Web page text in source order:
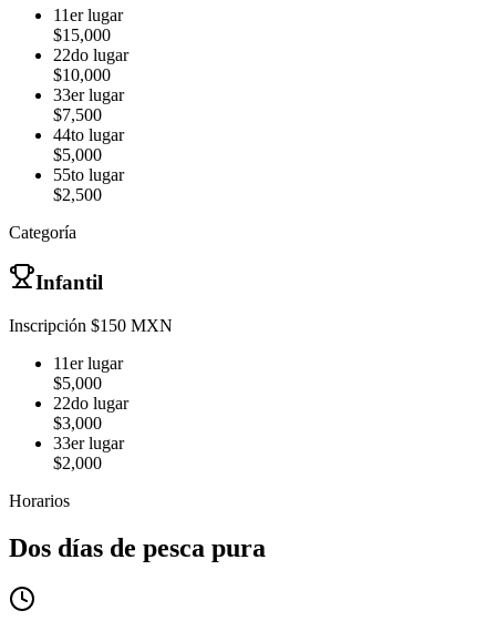
11er lugar
$15,000
22do lugar
$10,000
33er lugar
$7,500
44to lugar
$5,000
55to lugar
$2,500
Categoría
Infantil
Inscripción $150 MXN
11er lugar
$5,000
22do lugar
$3,000
33er lugar
$2,000
Horarios
Dos días de pesca pura